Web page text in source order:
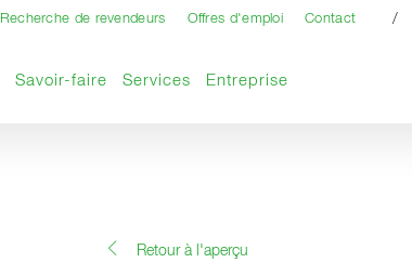
Recherche de revendeurs Offres d'emploi Contact /
Savoir-faire Services Entreprise
Retour à l'aperçu